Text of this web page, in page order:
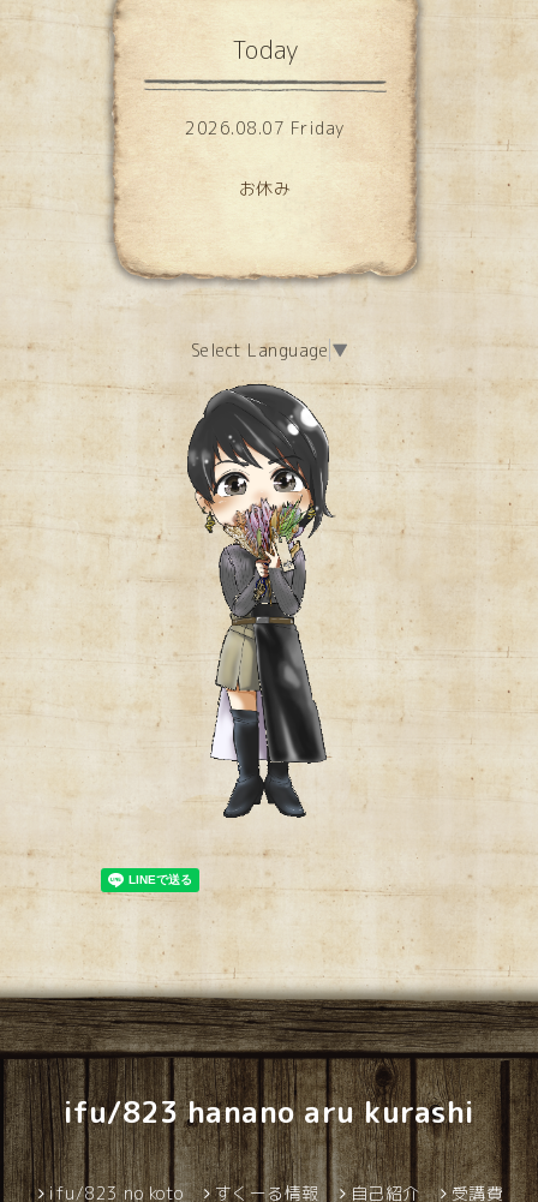
Today
2026.08.07 Friday
お休み
Select Language ▼
ifu/823 hanano aru kurashi
ifu/823 no koto すくーる情報 自己紹介 受講費